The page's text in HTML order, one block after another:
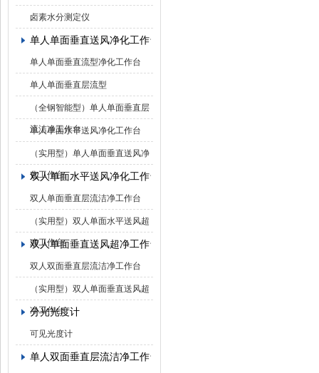
卤素水分测定仪
单人单面垂直送风净化工作台
单人单面垂直流型净化工作台
单人单面垂直层流型
（全钢智能型）单人单面垂直层
流洁净工作台
单人单面水平送风净化工作台
（实用型）单人单面垂直送风净
化工作台
双人单面水平送风净化工作台
双人单面垂直层流洁净工作台
（实用型）双人单面水平送风超
净工作台
双人单面垂直送风超净工作台
双人双面垂直层流洁净工作台
（实用型）双人单面垂直送风超
净工作台
分光光度计
可见光度计
单人双面垂直层流洁净工作台